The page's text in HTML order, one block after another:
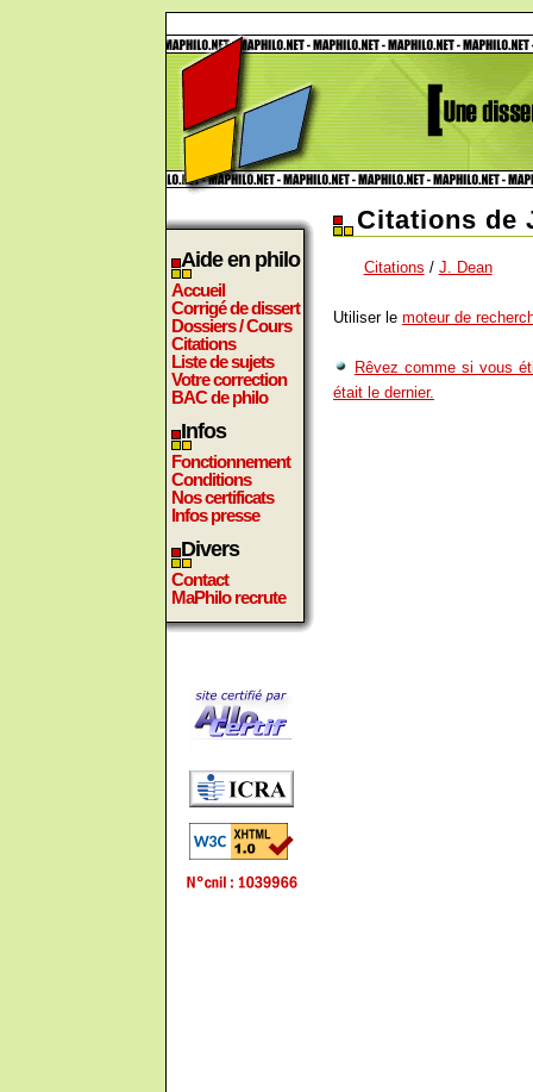
Aide en philo
Accueil
Corrigé de dissert
Dossiers / Cours
Citations
Liste de sujets
Votre correction
BAC de philo
Infos
Fonctionnement
Conditions
Nos certificats
Infos presse
Divers
Contact
MaPhilo recrute
Citations de
Citations / J. Dean
Utiliser le moteur de
Rêvez comme si vous
était le dernier.